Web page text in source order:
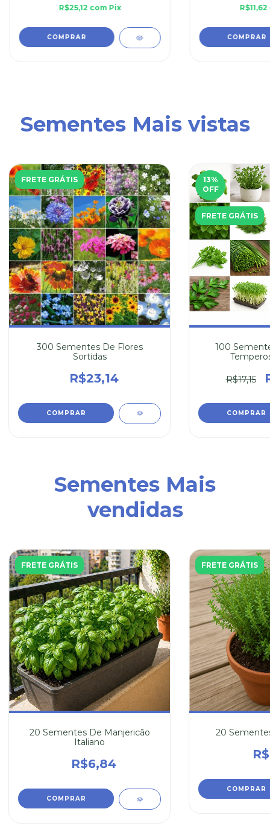
R$25,12 com Pix R$11,62
Sementes Mais vistas
FRETE GRÁTIS
300 Sementes De Flores
Sortidas
R$23,14
13%
OFF
FRETE GRÁTIS
100
R$17,15
Sementes Mais
vendidas
FRETE GRÁTIS
20 Sementes De Manjericão
Italiano
R$6,84
FRETE GRÁTIS
20